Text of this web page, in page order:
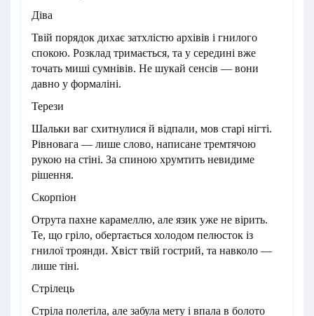
Діва
Твій порядок дихає затхлістю архівів і гнилого
спокою. Розклад тримається, та у середині вже
точать миші сумнівів. Не шукай сенсів — вони
давно у формаліні.
Терези
Шальки ваг схитнулися й відпали, мов старі нігті.
Рівновага — лише слово, написане тремтячою
рукою на стіні. За спиною хрумтить невидиме
рішення.
Скорпіон
Отрута пахне карамеллю, але язик уже не вірить.
Те, що гріло, обертається холодом пелюсток із
гнилої троянди. Хвіст твій гострий, та навколо —
лише тіні.
Стрілець
Стріла полетіла, але забула мету і впала в болото